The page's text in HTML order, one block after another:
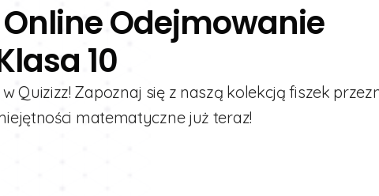
Odejmowanie
10
Quizizz! Zapoznaj się z naszą kolekcją fiszek
matematyczne już teraz!